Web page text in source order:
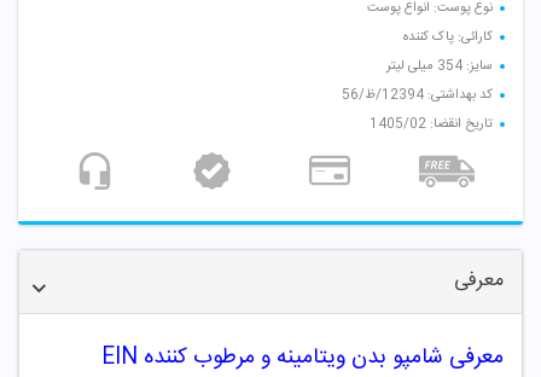
نوع پوست: انواع پوست
کارائی: پاک کننده
سایز: 354 میلی لیتر
کد بهداشتی: 12394/ظ/56
تاریخ انقضا: 1405/02
معرفی
معرفی شامپو بدن ویتامینه و مرطوب کننده EIN